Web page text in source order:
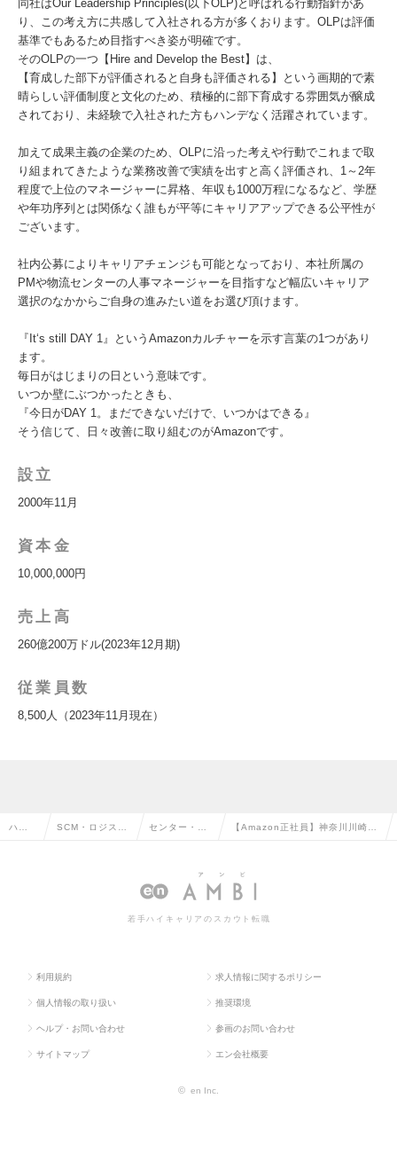
同社はOur Leadership Principles(以下OLP)と呼ばれる行動指針があ
り、この考え方に共感して入社される方が多くおります。OLPは評価
基準でもあるため目指すべき姿が明確です。
そのOLPの一つ【Hire and Develop the Best】は、
【育成した部下が評価されると自身も評価される】という画期的で素
晴らしい評価制度と文化のため、積極的に部下育成する雰囲気が醸成
されており、未経験で入社された方もハンデなく活躍されています。
加えて成果主義の企業のため、OLPに沿った考えや行動でこれまで取
り組まれてきたような業務改善で実績を出すと高く評価され、1～2年
程度で上位のマネージャーに昇格、年収も1000万程になるなど、学歴
や年功序列とは関係なく誰もが平等にキャリアアップできる公平性が
ございます。
社内公募によりキャリアチェンジも可能となっており、本社所属の
PMや物流センターの人事マネージャーを目指すなど幅広いキャリア
選択のなかからご自身の進みたい道をお選び頂けます。
『It‘s still DAY 1』というAmazonカルチャーを示す言葉の1つがあり
ます。
毎日がはじまりの日という意味です。
いつか壁にぶつかったときも、
『今日がDAY 1。まだできないだけで、いつかはできる』
そう信じて、日々改善に取り組むのがAmazonです。
設立
2000年11月
資本金
10,000,000円
売上高
260億200万ドル(2023年12月期)
従業員数
8,500人（2023年11月現在）
ハイ SCM・ロジステ センター・倉
行・配車管理
【Amazon正社員】神奈川川崎勤
ージャー/年休120～169日の求人
若手ハイキャリアのスカウト転職
利用規約 求人情報に関するポリシー
個人情報の取り扱い 推奨環境
ヘルプ・お問い合わせ 参画のお問い合わせ
サイトマップ エン会社概要
© en Inc.